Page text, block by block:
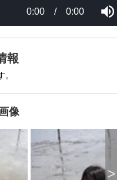
0:00 / 0:00
M
t
報
像
>